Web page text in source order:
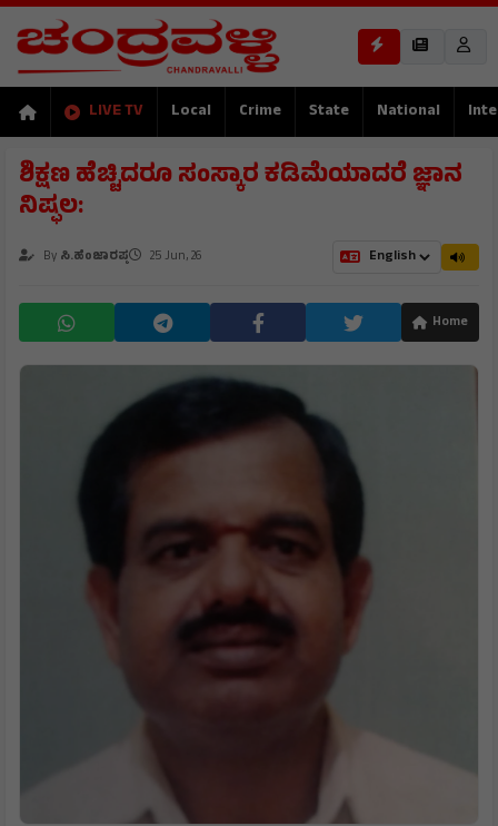
LIVE TV Local Crime State National
ಶಿಕ್ಷಣ ಹೆಚ್ಚಿದರೂ ಸಂಸ್ಕಾರ ಕಡಿಮೆಯಾದರೆ ಜ್ಞಾನ
ನಿಷ್ಫಲ:
By ಸಿ.ಹೆಂಜಾರಪ್ಪ 25 Jun, 26
Home